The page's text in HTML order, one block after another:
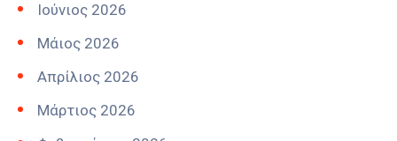
Ιούνιος 2026
Μάιος 2026
Απρίλιος 2026
Μάρτιος 2026